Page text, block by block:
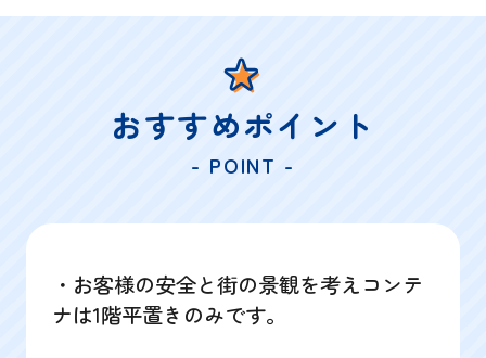
おすすめポイント
- POINT -
・お客様の安全と街の景観を考えコンテ
ナは1階平置きのみです。